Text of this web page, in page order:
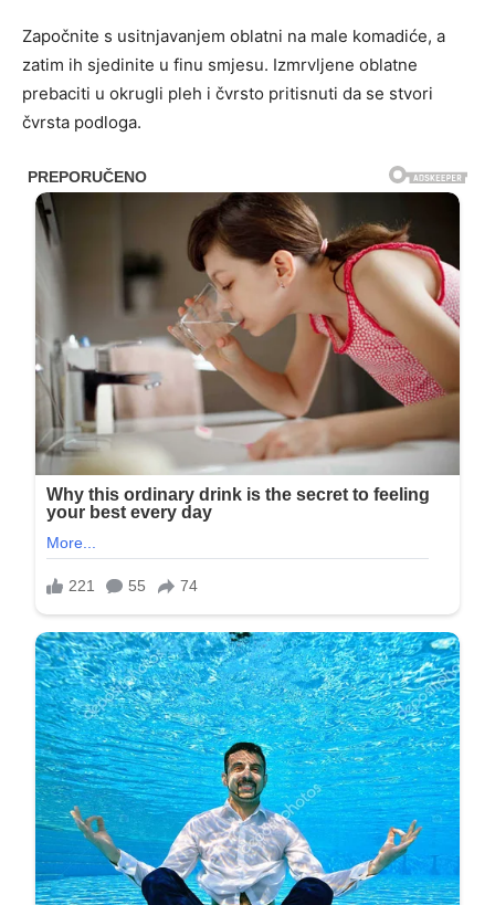
Započnite s usitnjavanjem oblatni na male komadiće, a
zatim ih sjedinite u finu smjesu. Izmrvljene oblatne
prebaciti u okrugli pleh i čvrsto pritisnuti da se stvori
čvrsta podloga.